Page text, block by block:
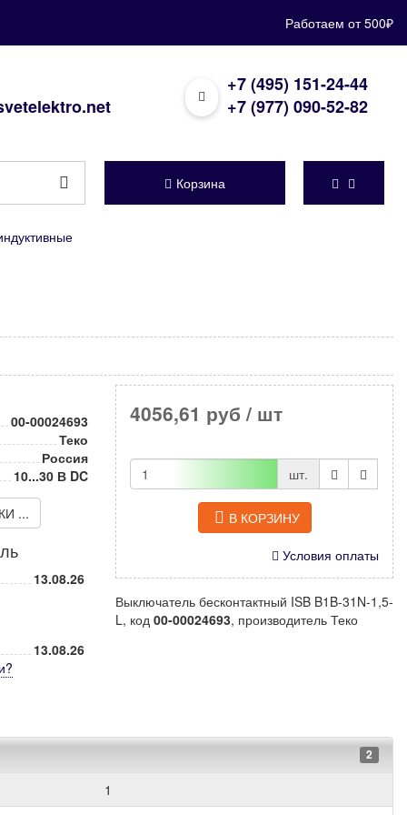
Работаем от 500₽
+7 (495) 151-24-44
+7 (977) 090-52-82
Корзина
00-00024693
Теко
Россия
10...30 В DC
...
13.08.26
13.08.26
?
4056,61 руб / шт
шт.
В КОРЗИНУ
Условия оплаты
Выключатель бесконтактный ISB B1B-31N-1,5-
L, код 00-00024693, производитель Теко
2
1